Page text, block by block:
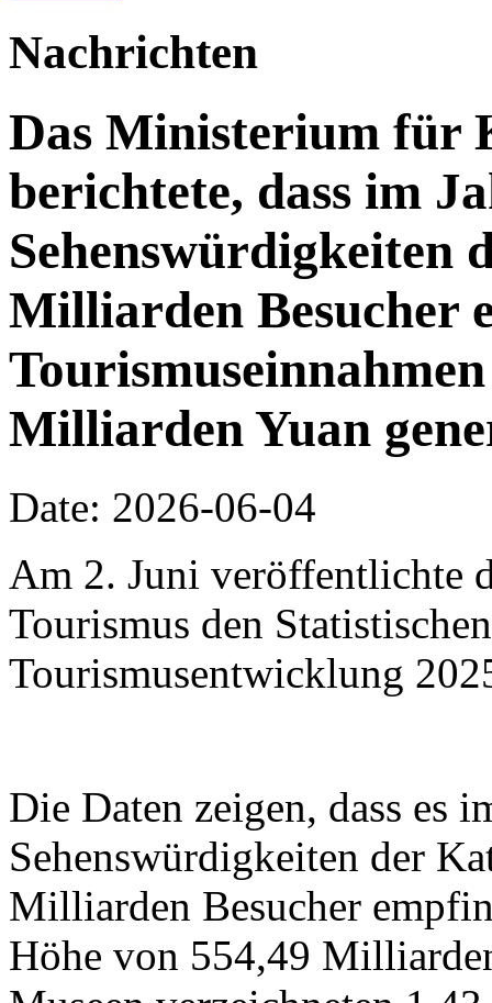
Nachrichten
Das Ministerium für
berichtete, dass im
Sehenswürdigkeiten
Milliarden Besucher
Milliarden Yuan
Date: 2026-06-04
Am 2. Juni veröffentlichte
Tourismus den
Tourismusentwicklung
Die Daten zeigen, dass es
Sehenswürdigkeiten der
Milliarden Besucher
Höhe von 554,49